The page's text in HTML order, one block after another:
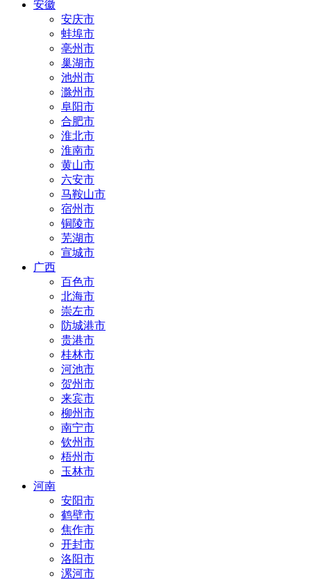
安徽
安庆市
蚌埠市
亳州市
巢湖市
池州市
滁州市
阜阳市
合肥市
淮北市
淮南市
黄山市
六安市
马鞍山市
宿州市
铜陵市
芜湖市
宣城市
广西
百色市
北海市
崇左市
防城港市
贵港市
桂林市
河池市
贺州市
来宾市
柳州市
南宁市
钦州市
梧州市
玉林市
河南
安阳市
鹤壁市
焦作市
开封市
洛阳市
漯河市